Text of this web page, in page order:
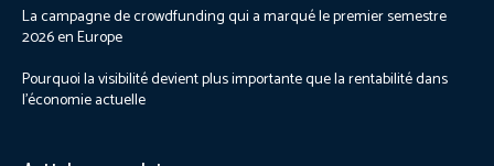
La campagne de crowdfunding qui a marqué le premier semestre
2026 en Europe
Pourquoi la visibilité devient plus importante que la rentabilité dans
l’économie actuelle